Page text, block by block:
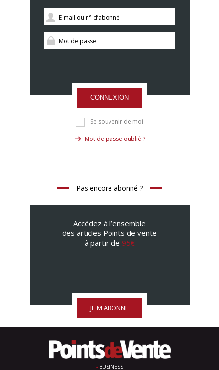
CONNEXION
Se souvenir de moi
Mot de passe oublié ?
Pas encore abonné ?
Accédez à l’ensemble
des articles Points de vente
à partir de 95€
JE M'ABONNE
BUSINESS